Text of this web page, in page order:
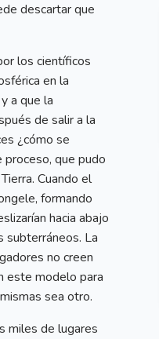
descartar que
los científicos
en la
a que la
de salir a la
¿cómo se
proceso, que pudo
Cuando el
formando
hacia abajo
subterráneos. La
no creen
este modelo para
sea otro.
miles de lugares